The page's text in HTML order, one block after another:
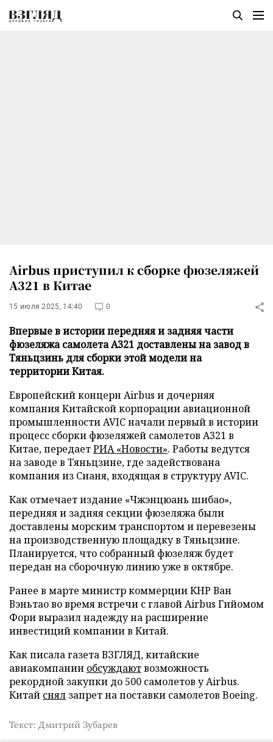
Airbus приступил к сборке фюзеляжей
A321 в Китае
15 июля 2025, 14:40 0
Впервые в истории передняя и задняя части
фюзеляжа самолета A321 доставлены на завод в
Тяньцзинь для сборки этой модели на
территории Китая.
Европейский концерн Airbus и дочерняя
компания Китайской корпорации авиационной
промышленности AVIC начали первый в истории
процесс сборки фюзеляжей самолетов A321 в
Китае, передаетРИА «Новости». Работы ведутся
на заводе в Тяньцзине, где задействована
компания из Сианя, входящая в структуру AVIC.
Как отмечает издание «Чжэнцюань шибао»,
передняя и задняя секции фюзеляжа были
доставлены морским транспортом и перевезены
на производственную площадку в Тяньцзине.
Планируется, что собранный фюзеляж будет
передан на сборочную линию уже в октябре.
Ранее в марте министр коммерции КНР Ван
Вэньтао во время встречи с главой Airbus Гийомом
Фори выразил надежду на расширение
инвестиций компании в Китай.
Как писала газета ВЗГЛЯД, китайские
авиакомпании обсуждаютвозможность
рекордной закупки до 500 самолетов у Airbus.
Китай снял запрет на поставки самолетов Boeing.
Текст: Дмитрий Зубарев